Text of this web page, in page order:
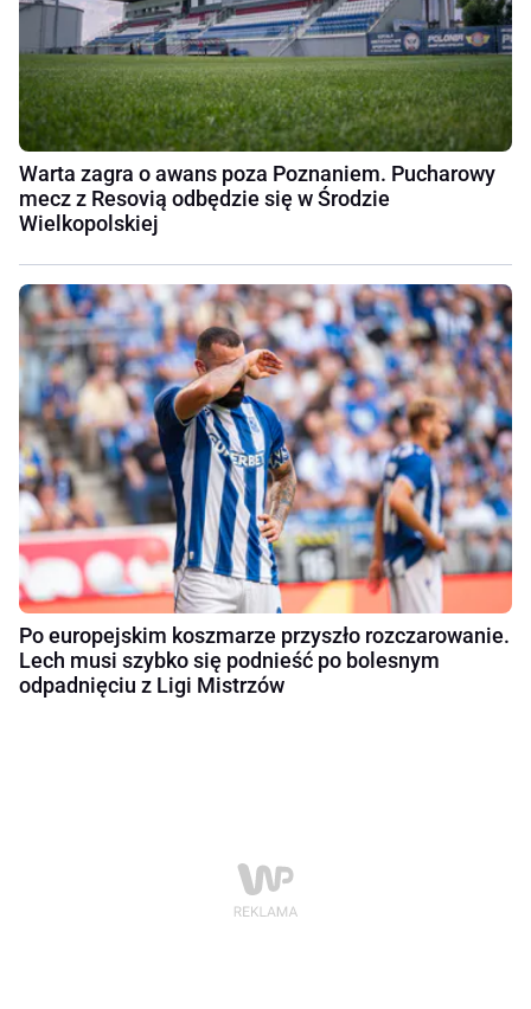
Warta zagra o awans poza Poznaniem. Pucharowy
mecz z Resovią odbędzie się w Środzie
Wielkopolskiej
Po europejskim koszmarze przyszło rozczarowanie.
Lech musi szybko się podnieść po bolesnym
odpadnięciu z Ligi Mistrzów